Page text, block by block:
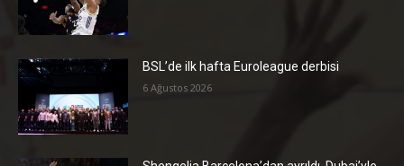
BSL’de ilk hafta Euroleague derbisi
6 Ağustos 2026